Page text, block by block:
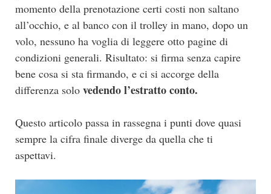
momento della prenotazione certi costi non saltano
all’occhio, e al banco con il trolley in mano, dopo un
volo, nessuno ha voglia di leggere otto pagine di
condizioni generali. Risultato: si firma senza capire
bene cosa si sta firmando, e ci si accorge della
differenza solo vedendo l’estratto conto.
Questo articolo passa in rassegna i punti dove quasi
sempre la cifra finale diverge da quella che ti
aspettavi.